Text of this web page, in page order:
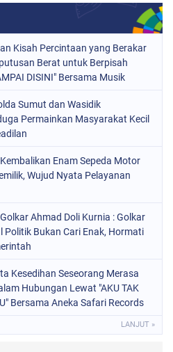
Kisah Percintaan yang Berakar
Berat untuk Berpisah
DISINI" Bersama Musik
Sumut dan Wasidik
Permainkan Masyarakat Kecil
Enam Sepeda Motor
Wujud Nyata Pelayanan
Ahmad Doli Kurnia : Golkar
Politik Bukan Cari Enak, Hormati
Kesedihan Seseorang Merasa
Hubungan Lewat "AKU TAK
Bersama Aneka Safari Records
LANJUT »